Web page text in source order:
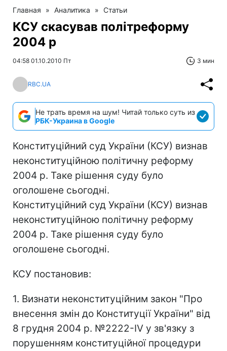
Главная » Аналитика » Статьи
КСУ скасував політреформу
2004 р
04:58 01.10.2010 Пт 3 мин
RBC.UA
Не трать время на шум! Читай только суть из
РБК-Украина в Google
Конституційний суд України (КСУ) визнав
неконституційною політичну реформу
2004 р. Таке рішення суду було
оголошене сьогодні.
Конституційний суд України (КСУ) визнав
неконституційною політичну реформу
2004 р. Таке рішення суду було
оголошене сьогодні.
КСУ постановив:
1. Визнати неконституційним закон "Про
внесення змін до Конституції України" від
8 грудня 2004 р. №2222-IV у зв'язку з
порушенням конституційної процедури